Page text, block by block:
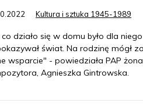
Kultura i sztuka 1945-1989
co działo się w domu było dla
świat. Na rodzinę mógł
wsparcie" - powiedziała PAP
Agnieszka Gintrowska.